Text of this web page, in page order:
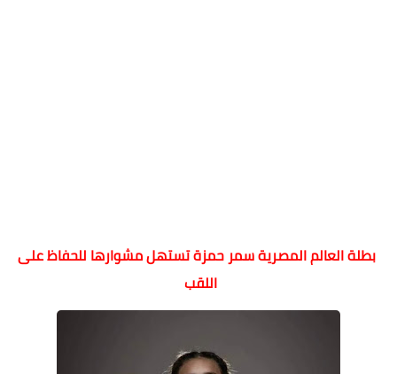
بطلة العالم المصرية سمر حمزة تستهل مشوارها للحفاظ على
اللقب